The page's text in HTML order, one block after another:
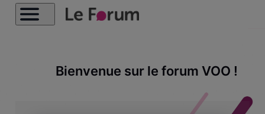
Bienvenue sur le forum VOO !